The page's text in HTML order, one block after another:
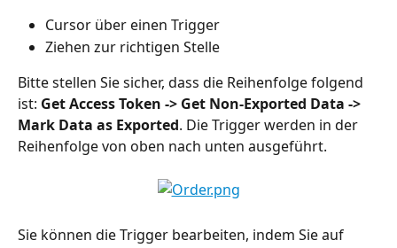
Cursor über einen Trigger
Ziehen zur richtigen Stelle
Bitte stellen Sie sicher, dass die Reihenfolge folgend
ist: Get Access Token -> Get Non-Exported Data ->
Mark Data as Exported. Die Trigger werden in der
Reihenfolge von oben nach unten ausgeführt.
Sie können die Trigger bearbeiten, indem Sie auf